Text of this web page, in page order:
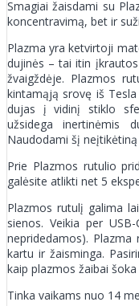
Smagiai žaisdami su
koncentravimą, bet ir
Plazma yra ketvirtoji
dujinės – tai itin
žvaigždėje. Plazmos
kintamąją srovę iš
dujas į vidinį stiklo
užsidega inertinėmis
Naudodami šį
Prie Plazmos rutulio
galėsite atlikti net 5
Plazmos rutulį galima
sienos. Veikia per
nepridedamos).
kartu ir žaisminga.
kaip plazmos žaibai
Tinka vaikams nuo 14